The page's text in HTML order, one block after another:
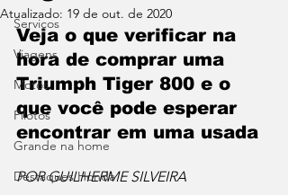
Serviços
Viagens
Motos
Pilotos
Grande na home
Destaques Honda
Atualizado: 19 de out. de 2020
Veja o que verificar na
hora de comprar uma
Triumph Tiger 800 e o
que você pode esperar
encontrar em uma usada
POR GUILHERME SILVEIRA